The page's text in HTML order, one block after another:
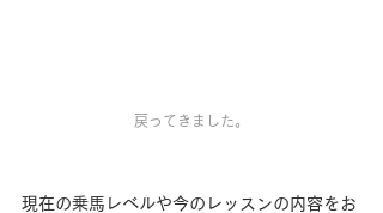
戻ってきました。
現在の乗馬レベルや今のレッスンの内容をお